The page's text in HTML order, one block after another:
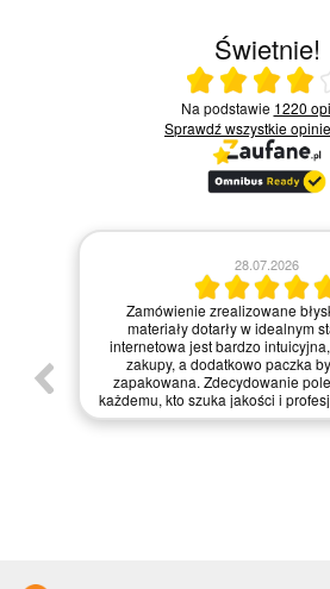
Świetnie!
Ocena średnia 4 na 5
Na podstawie 1220
Sprawdź wszystkie opinie
28.07.2026
Zamówienie zrealizowane
materiały dotarły w idealnym
internetowa jest bardzo intuicyjna,
zakupy, a dodatkowo paczka
zapakowana. Zdecydowanie
każdemu, kto szuka jakości i